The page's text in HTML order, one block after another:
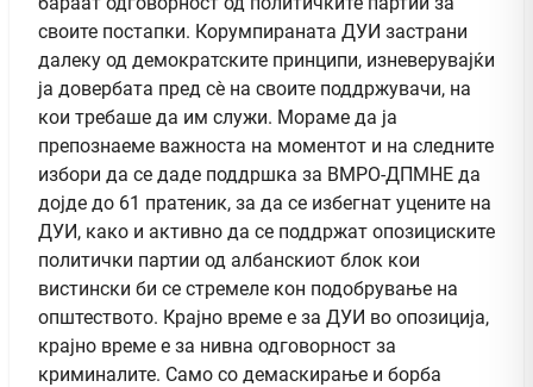
своите постапки. Корумпираната ДУИ застрани
далеку од демократските принципи, изневерувајќи
ја довербата пред сѐ на своите поддржувачи, на
кои требаше да им служи. Мораме да ја
препознаеме важноста на моментот и на следните
избори да се даде поддршка за ВМРО-ДПМНЕ да
дојде до 61 пратеник, за да се избегнат уцените на
ДУИ, како и активно да се поддржат опозициските
политички партии од албанскиот блок кои
вистински би се стремеле кон подобрување на
општеството. Крајно време е за ДУИ во опозиција,
крајно време е за нивна одговорност за
криминалите. Само со демаскирање и борба